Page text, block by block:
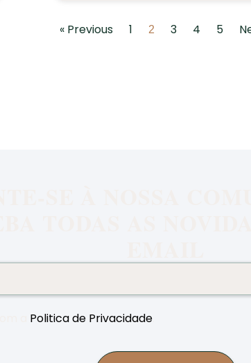
« Previous 1 2 3 4 5
Politica de Privacidade